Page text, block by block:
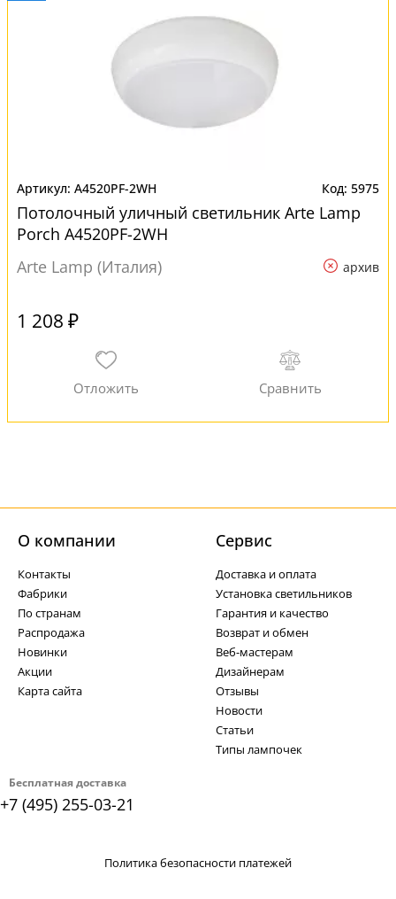
A4520PF-2WH 5975
Потолочный уличный светильник Arte Lamp
Porch A4520PF-2WH
Arte Lamp (Италия)
архив
1 208 ₽
Бесплатная доставка
+7 (495) 255-03-21
О компании
Контакты
Фабрики
По странам
Распродажа
Новинки
Акции
Карта сайта
Cервис
Доставка и оплата
Установка светильников
Гарантия и качество
Возврат и обмен
Веб-мастерам
Дизайнерам
Отзывы
Новости
Статьи
Типы лампочек
Политика безопасности платежей